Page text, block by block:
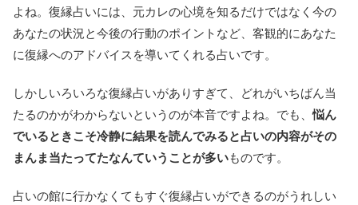
よね。復縁占いには、元カレの心境を知るだけではなく今の
あなたの状況と今後の行動のポイントなど、客観的にあなた
に復縁へのアドバイスを導いてくれる占いです。
しかしいろいろな復縁占いがありすぎて、どれがいちばん当
たるのかがわからないというのが本音ですよね。でも、悩ん
でいるときこそ冷静に結果を読んでみると占いの内容がその
まんま当たってたなんていうことが多いものです。
占いの館に行かなくてもすぐ復縁占いができるのがうれしい